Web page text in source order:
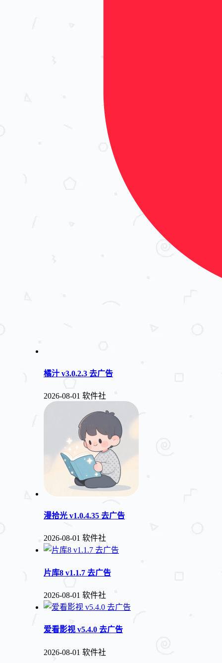
橘汁 v3.0.2.3 去广告
2026-08-01 软件社
漫拾光 v1.0.4.35 去广告
2026-08-01 软件社
片库8 v1.1.7 去广告
2026-08-01 软件社
爱看影视 v5.4.0 去广告
2026-08-01 软件社